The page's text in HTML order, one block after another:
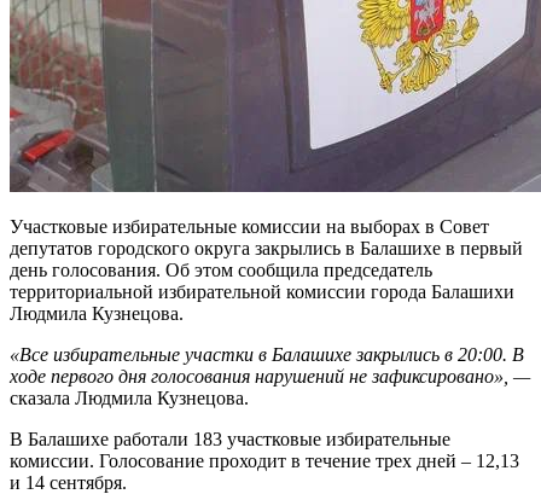
Участковые избирательные комиссии на выборах в Совет
депутатов городского округа закрылись в Балашихе в первый
день голосования. Об этом сообщила председатель
территориальной избирательной комиссии города Балашихи
Людмила Кузнецова.
«Все избирательные участки в Балашихе закрылись в 20:00. В
ходе первого дня голосования нарушений не зафиксировано», —
сказала Людмила Кузнецова.
В Балашихе работали 183 участковые избирательные
комиссии. Голосование проходит в течение трех дней – 12,13
и 14 сентября.